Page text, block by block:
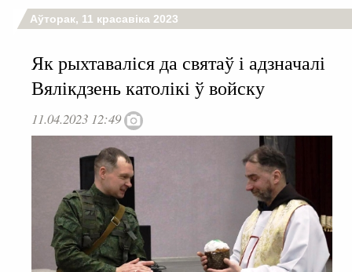
Аўторак, 11 красавіка 2023
Як рыхтаваліся да святаў і адзначалі
Вялікдзень католікі ў войску
11.04.2023 12:49